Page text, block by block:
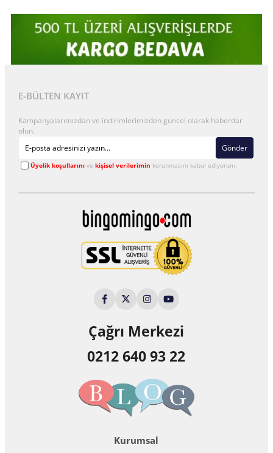
E-BÜLTEN KAYIT
Kampanyalarımızdan ve indirimlerimizden güncel olarak haberdar
olun.
Gönder
Üyelik koşullarınıve kişisel verilerimin korunmasını kabul ediyorum.
Çağrı Merkezi
0212 640 93 22
Kurumsal